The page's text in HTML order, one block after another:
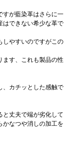
すが藍染革はさらに一
はできない希少な革で
しやすいのですがこの
ます、これも製品の性
、カチッとした感触で
と丈夫で端が劣化して
かなつや消しの加工を